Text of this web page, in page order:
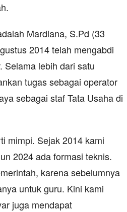
Mardiana, S.Pd (33
2014 telah mengabdi
Selama lebih dari satu
tugas sebagai operator
sebagai staf Tata Usaha di
mimpi. Sejak 2014 kami
2024 ada formasi teknis.
karena sebelumnya
untuk guru. Kini kami
juga mendapat